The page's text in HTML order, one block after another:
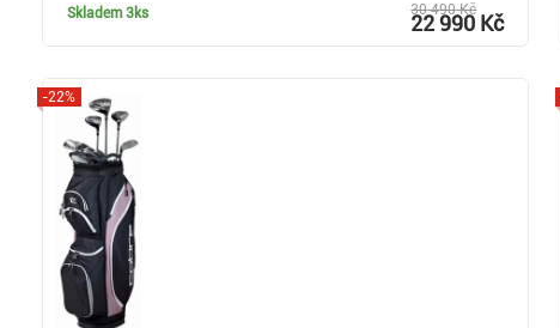
Skladem3ks 30 490 Kč
22 990 Kč
-22%